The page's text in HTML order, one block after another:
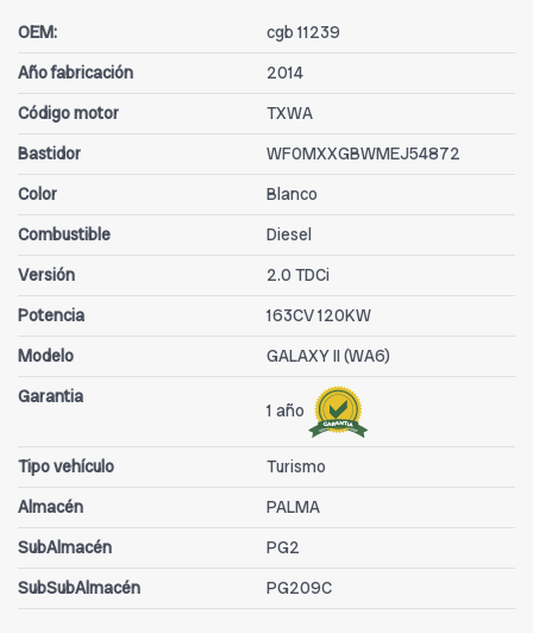
OEM:
cgb 11239
Año fabricación
2014
Código motor
TXWA
Bastidor
WF0MXXGBWMEJ54872
Color
Blanco
Combustible
Diesel
Versión
2.0 TDCi
Potencia
163CV 120KW
Modelo
GALAXY II (WA6)
Garantia
1 año
Tipo vehículo
Turismo
Almacén
PALMA
SubAlmacén
PG2
SubSubAlmacén
PG209C